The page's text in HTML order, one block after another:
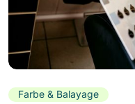
Farbe & Balayage